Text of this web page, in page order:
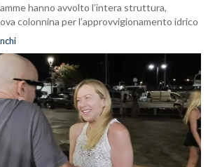
hanno avvolto l’intera struttura,
colonnina per l’approvvigionamento idrico